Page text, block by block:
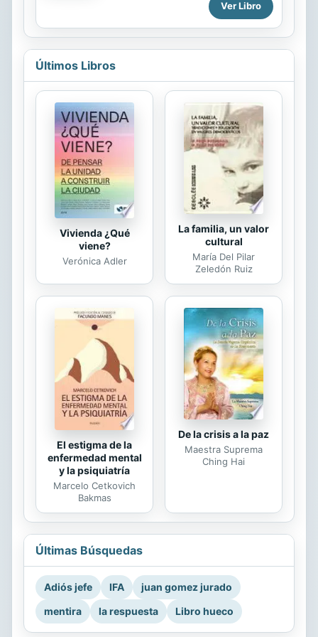
páginas y recorro nuestra historia de
principio a fin. Comparto al mundo
Williams y otras mujeres
extraordinarias narran la aventura de
su vida, inspirando a niñas —y no tan
niñas— a soñar en grande y alcanzar
sus sueños; además, cuenta con las
mujeres artistas de todos los
rincones del Planeta. Un libro que
debe estar en la mesa de noche de
todas las niñas y mujeres jóvenes
que conoces. —Geri Stengel, Forbes
Estos cuentos para antes de dormir
no son protagonizados por
princesas,...
Ver Libro
Últimos Libros
Vivienda ¿Qué
viene?
Verónica Adler
La familia, un valor
cultural
María Del Pilar
Zeledón Ruiz
El estigma de la
enfermedad mental
y la psiquiatría
Marcelo Cetkovich
Bakmas
De la crisis a la paz
Maestra Suprema
Ching Hai
Últimas Búsquedas
Adiós jefe IFA
juan gomez jurado
mentira
la respuesta Libro hueco